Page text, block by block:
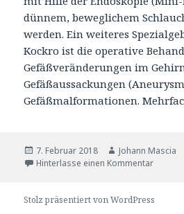
dünnem, beweglichem
werden. Ein weiteres
Kockro ist die operative
Gefäßveränderungen im
Gefäßaussackungen
Gefäßmalformationen.
Veröffentlicht
am
7. Februar 2018 Autor
Johann Mascia
Hinterlasse einen Kommentar
Stolz präsentiert von WordPress